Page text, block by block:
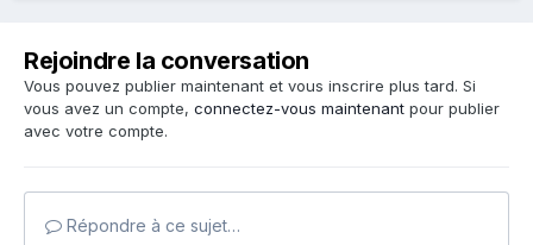
Rejoindre la conversation
Vous pouvez publier maintenant et vous inscrire plus tard. Si
vous avez un compte, connectez-vous maintenant pour publier
avec votre compte.
Répondre à ce sujet…